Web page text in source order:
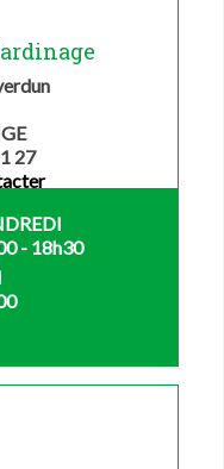
27
- 18h30